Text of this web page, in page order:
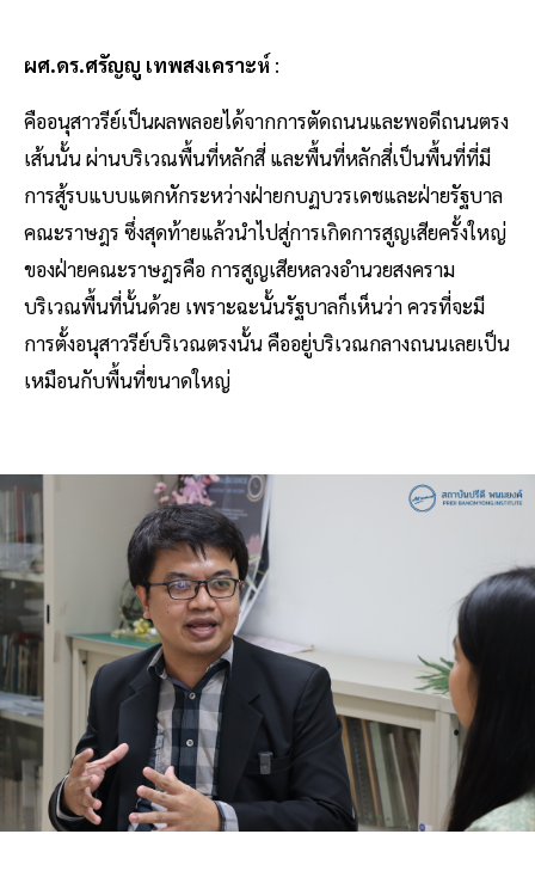
ผศ.ดร.ศรัญญู เทพสงเคราะห์ :
คืออนุสาวรีย์เป็นผลพลอยได้จากการตัดถนนและพอดีถนนตรง
เส้นนั้น ผ่านบริเวณพื้นที่หลักสี่ และพื้นที่หลักสี่เป็นพื้นที่ที่มี
การสู้รบแบบแตกหักระหว่างฝ่ายกบฏบวรเดชและฝ่ายรัฐบาล
คณะราษฎร ซึ่งสุดท้ายแล้วนำไปสู่การเกิดการสูญเสียครั้งใหญ่
ของฝ่ายคณะราษฎรคือ การสูญเสียหลวงอำนวยสงคราม
บริเวณพื้นที่นั้นด้วย เพราะฉะนั้นรัฐบาลก็เห็นว่า ควรที่จะมี
การตั้งอนุสาวรีย์บริเวณตรงนั้น คืออยู่บริเวณกลางถนนเลยเป็น
เหมือนกับพื้นที่ขนาดใหญ่